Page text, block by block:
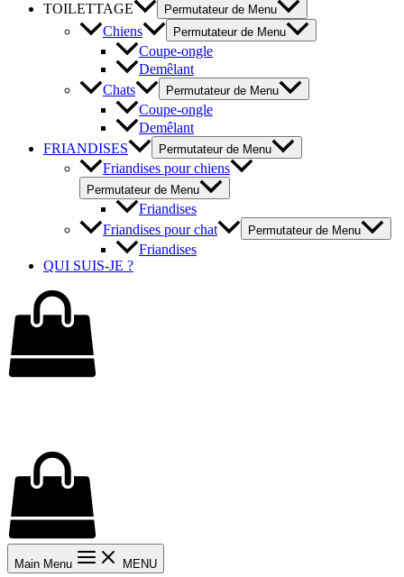
TOILETTAGE
Permutateur de Menu
Chiens Permutateur de Menu
Coupe-ongle
Demêlant
Chats
Permutateur de Menu
Coupe-ongle
Demêlant
FRIANDISES
Permutateur de Menu
Friandises pour chiens
Permutateur de Menu
Friandises
Friandises pour chat
Permutateur de Menu
Friandises
QUI SUIS-JE ?
Main Menu MENU